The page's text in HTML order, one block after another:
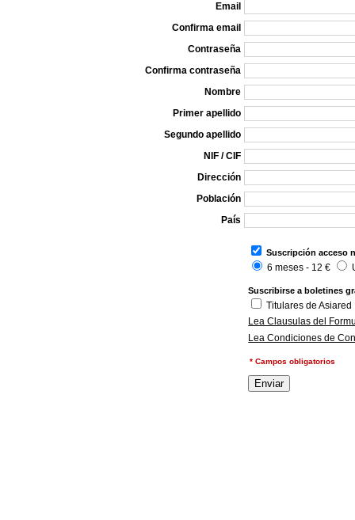
Email
Confirma email
Contraseña
Confirma contraseña
Nombre
Primer apellido
Segundo apellido
NIF / CIF
Dirección
Población
País
Suscripción acceso
6 meses - 12 €
Suscribirse a boletines
Titulares de Asiared
Lea Clausulas del
Lea Condiciones de
* Campos obligatorios